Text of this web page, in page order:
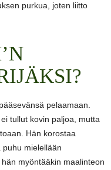
purkua, joten liitto
pelaamaan.
tullut kovin paljoa, mutta
Hän korostaa
mielellään
myöntääkin maalinteon